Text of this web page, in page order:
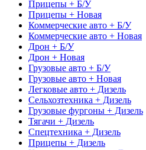
Прицепы + Б/У
Прицепы + Новая
Коммерческие авто + Б/У
Коммерческие авто + Новая
Дрон + Б/У
Дрон + Новая
Грузовые авто + Б/У
Грузовые авто + Новая
Легковые авто + Дизель
Сельхозтехника + Дизель
Грузовые фургоны + Дизель
Тягачи + Дизель
Спецтехника + Дизель
Прицепы + Дизель